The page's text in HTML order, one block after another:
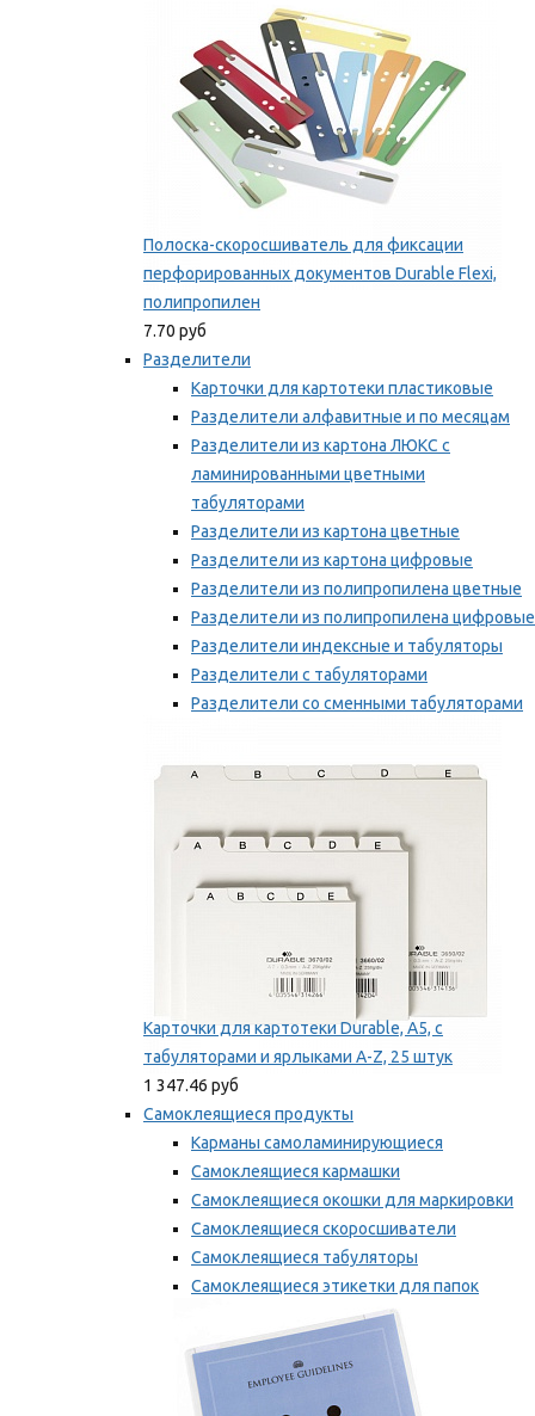
Полоска-скоросшиватель для фиксации
перфорированных документов Durable Flexi,
полипропилен
7.70 руб
Разделители
Карточки для картотеки пластиковые
Разделители алфавитные и по месяцам
Разделители из картона ЛЮКС с
ламинированными цветными
табуляторами
Разделители из картона цветные
Разделители из картона цифровые
Разделители из полипропилена цветные
Разделители из полипропилена цифровые
Разделители индексные и табуляторы
Разделители с табуляторами
Разделители со сменными табуляторами
Карточки для картотеки Durable, A5, с
табуляторами и ярлыками A-Z, 25 штук
1 347.46 руб
Самоклеящиеся продукты
Карманы самоламинирующиеся
Самоклеящиеся кармашки
Самоклеящиеся окошки для маркировки
Самоклеящиеся скоросшиватели
Самоклеящиеся табуляторы
Самоклеящиеся этикетки для папок
Таблички для маркировки
Мы рекомендуем